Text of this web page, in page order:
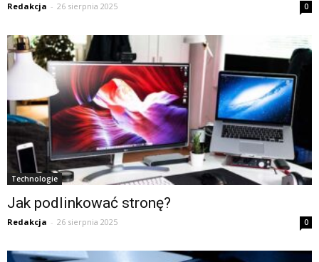
Redakcja - 26 sierpnia 2025 0
Technologie
Jak podlinkować stronę?
Redakcja - 26 sierpnia 2025 0